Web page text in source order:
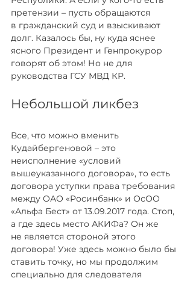
претензии – пусть обращаются
в гражданский суд и взыскивают
долг. Казалось бы, ну куда яснее
ясного Президент и Генпрокурор
говорят об этом! Но не для
руководства ГСУ МВД КР.
Небольшой ликбез
Все, что можно вменить
Кудайбергеновой – это
неисполнение «условий
вышеуказанного договора», то есть
договора уступки права требования
между ОАО «Росинбанк» и ОсОО
«Альфа Бест» от 13.09.2017 года. Стоп,
а где здесь место АКИФа? Он же
не является стороной этого
договора! Уже здесь можно было бы
ставить точку, но мы продолжим
специально для следователя